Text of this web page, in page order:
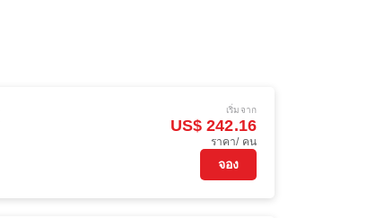
เริ่มจาก
US$ 242.16
ราคา/ คน
จอง